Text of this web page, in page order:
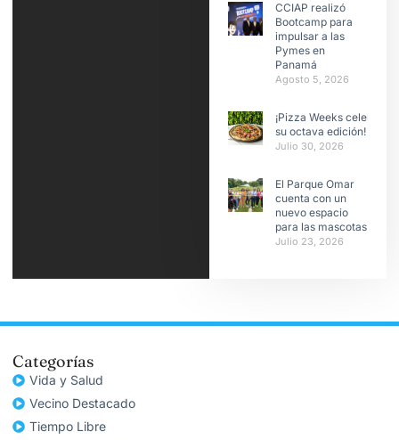
CCIAP realizó
Bootcamp para
impulsar a las
Pymes en
Panamá
Agosto 5, 2026
¡Pizza Weeks celebra
su octava edición!
Julio 30, 2026
El Parque Omar
cuenta con un
nuevo espacio
para las mascotas
Julio 23, 2026
Categorías
Vida y Salud
Vecino Destacado
Tiempo Libre